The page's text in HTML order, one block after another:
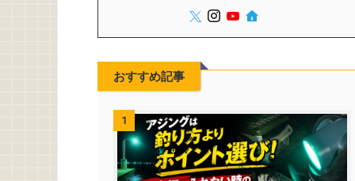
おすすめ記事
1